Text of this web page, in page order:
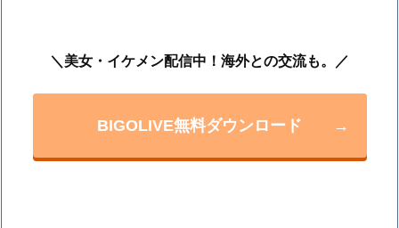
＼美女・イケメン配信中！海外との交流も。／
BIGOLIVE無料ダウンロード →